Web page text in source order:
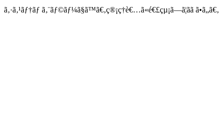
ã‚·ã‚¹ãƒ†ãƒ ã‚¨ãƒ©ãƒ¼ã§ã™ã€‚ç®¡ç†è€…ã«é€£çµ¡ã—ã¦ãã ã•ã„ã€‚